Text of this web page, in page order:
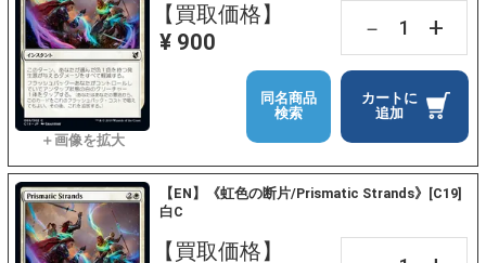
【買取価格】
¥ 900
－ +
カートに
追加
同名商品
検索
【EN】《虹色の断片/Prismatic Strands》[C19]
白C
【買取価格】